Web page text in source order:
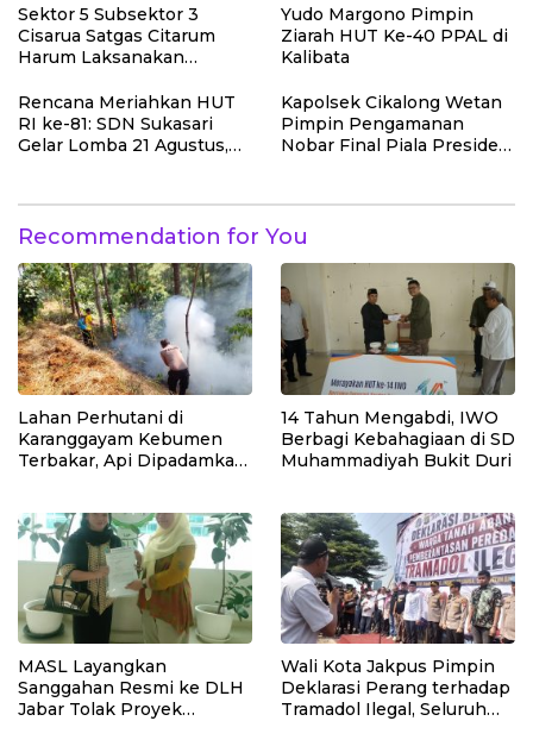
Program Pemulihan
Lingkungan
Sektor 5 Subsektor 3
Cisarua Satgas Citarum
Harum Laksanakan
Lahan Pascalongsor dan
Perkuat Edukasi
Kepedulian Lingkungan
Yudo Margono Pimpin
Ziarah HUT Ke-40 PPAL di
Kalibata
Rencana Meriahkan HUT
RI ke-81: SDN Sukasari
Gelar Lomba 21 Agustus,
Kapolsek Cikalong Wetan
Pimpin Pengamanan
Nobar Final Piala Presiden
Recommendation for You
Lahan Perhutani di
Karanggayam Kebumen
Terbakar, Api Dipadamkan
14 Tahun Mengabdi, IWO
Berbagi Kebahagiaan di SD
Muhammadiyah Bukit Duri
MASL Layangkan
Sanggahan Resmi ke DLH
Jabar Tolak Proyek
Wali Kota Jakpus Pimpin
Deklarasi Perang terhadap
Tramadol Ilegal, Seluruh